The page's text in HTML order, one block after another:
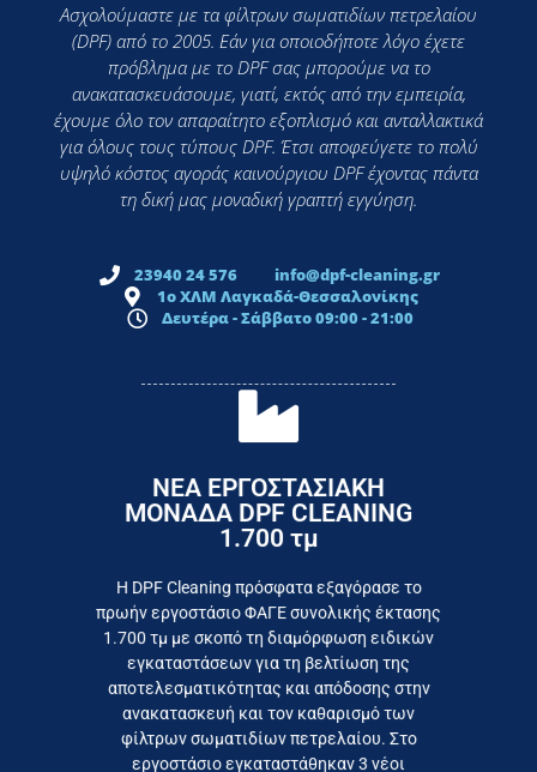
Ασχολούμαστε με τα φίλτρων σωματιδίων πετρελαίου
(DPF) από το 2005. Εάν για οποιοδήποτε λόγο έχετε
πρόβλημα με το DPF σας μπορούμε να το
ανακατασκευάσουμε, γιατί, εκτός από την εμπειρία,
έχουμε όλο τον απαραίτητο εξοπλισμό και ανταλλακτικά
για όλους τους τύπους DPF. Έτσι αποφεύγετε το πολύ
υψηλό κόστος αγοράς καινούργιου DPF έχοντας πάντα
τη δική μας μοναδική γραπτή εγγύηση.
23940 24 576
info@dpf-cleaning.gr
1ο ΧΛΜ Λαγκαδά-Θεσσαλονίκης
Δευτέρα - Σάββατο 09:00 - 21:00
ΝΕΑ ΕΡΓΟΣΤΑΣΙΑΚΗ
ΜΟΝΑΔΑ DPF CLEANING
1.700 τμ
Η DPF Cleaning πρόσφατα εξαγόρασε το
πρωήν εργοστάσιο ΦΑΓΕ συνολικής έκτασης
1.700 τμ με σκοπό τη διαμόρφωση ειδικών
εγκαταστάσεων για τη βελτίωση της
αποτελεσματικότητας και απόδοσης στην
ανακατασκευή και τον καθαρισμό των
φίλτρων σωματιδίων πετρελαίου. Στο
εργοστάσιο εγκαταστάθηκαν 3 νέοι
Εργαζόμαστε καθημερινά για
το συμφέρον του τελικού
καταναλωτή